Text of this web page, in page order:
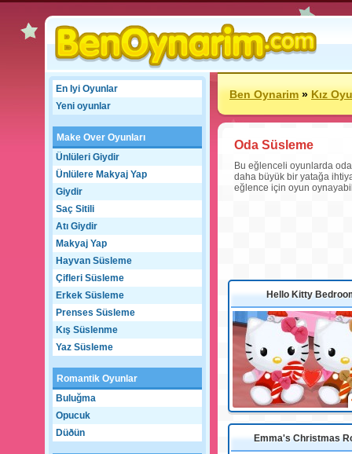
En Iyi Oyunlar
Yeni oyunlar
Make Over Oyunları
Ünlüleri Giydir
Ünlülere Makyaj Yap
Giydir
Saç Sitili
Atı Giydir
Makyaj Yap
Hayvan Süsleme
Çifleri Süsleme
Erkek Süsleme
Prenses Süsleme
Kış Süslenme
Yaz Süsleme
Romantik Oyunlar
Buluğma
Opucuk
Düðün
Ben Oynarim»Kız
Oda Süsleme
Bu eğlenceli oyunlarda
daha büyük bir yatağa
eğlence için oyun
Hello Kitty
Emma's Christmas